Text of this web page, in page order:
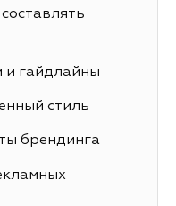
и гайдлайны
стиль
брендинга